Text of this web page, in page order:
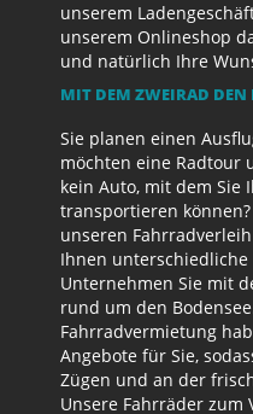
unserem
unserem Onlineshop
und natürlich Ihre
MIT DEM ZWEIRAD DEN
Sie planen einen
möchten eine Radtour
kein Auto, mit dem Sie
transportieren
unseren
Ihnen
Unternehmen Sie mit
rund um den
Fahrradvermietung
Angebote für Sie,
Zügen und an der
Unsere Fahrräder